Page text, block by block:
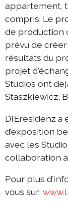
appartement,
compris. Le
de production
prévu de
résultats du
projet
Studios ont
Staszkiewicz,
DIEresidenz a
d’exposition
avec les
collaboration
Pour plus
vous sur: